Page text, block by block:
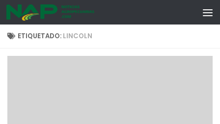
Skip to content
ETIQUETADO: LINCOLN